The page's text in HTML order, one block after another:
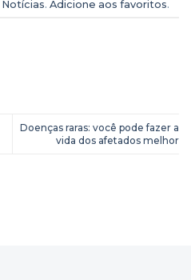
Notícias. Adicione aos favoritos.
Doenças raras: você pode fazer a
vida dos afetados melhor